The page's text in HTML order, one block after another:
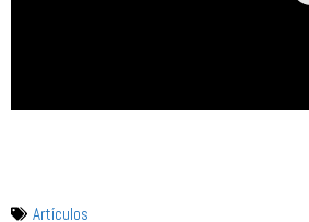
Artículos